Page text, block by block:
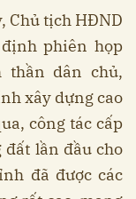
Chủ tịch HĐND
phiên họp
dân chủ,
xây dựng cao
công tác cấp
lần đầu cho
đã được các